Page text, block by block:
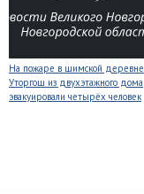
На пожаре в шимской деревне
Уторгош из двухэтажного дома
эвакуировали четырёх человек